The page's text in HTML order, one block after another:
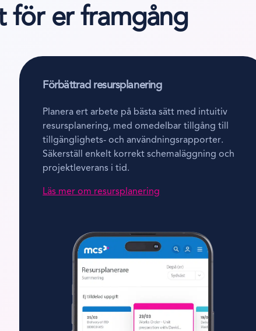
för er framgång
Förbättrad resursplanering
Planera ert arbete på bästa sätt med intuitiv
resursplanering, med omedelbar tillgång till
tillgänglighets- och användningsrapporter.
Säkerställ enkelt korrekt schemaläggning och
projektleverans i tid.
Läs mer om resursplanering